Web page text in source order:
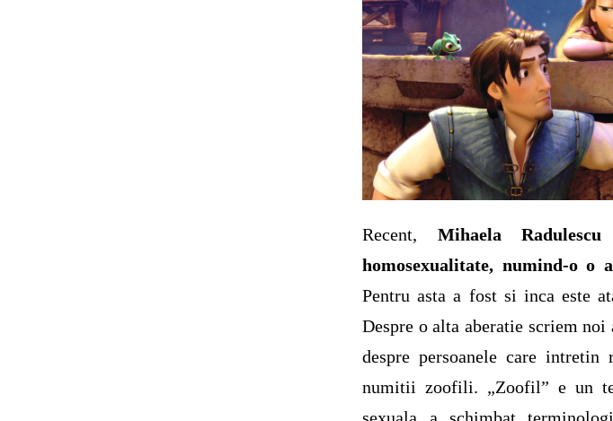
Recent, Mihaela
homosexualitate, numind-o o
Pentru asta a fost si inca este
Despre o alta aberatie scriem
despre persoanele care
numitii zoofili. „Zoofil” e un